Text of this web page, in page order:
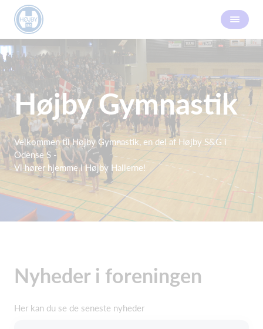
Højby Gymnastik
Velkommen til Højby Gymnastik, en del af Højby S&G i
Odense S -
Vi hører hjemme i Højby Hallerne!
Nyheder i foreningen
Her kan du se de seneste nyheder